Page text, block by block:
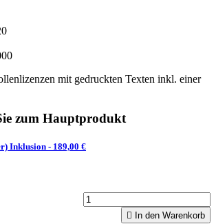
mit gedruckten Texten inkl. einer
zum Hauptprodukt
Inklusion - 189,00 €
 In den Warenkorb